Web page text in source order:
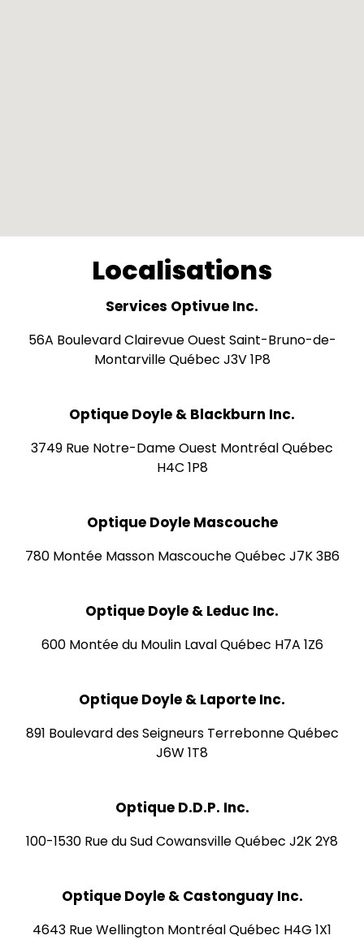
Localisations
Services Optivue Inc.
56A Boulevard Clairevue Ouest Saint-Bruno-de-
Montarville Québec J3V 1P8
Optique Doyle & Blackburn Inc.
3749 Rue Notre-Dame Ouest Montréal Québec
H4C 1P8
Optique Doyle Mascouche
780 Montée Masson Mascouche Québec J7K 3B6
Optique Doyle & Leduc Inc.
600 Montée du Moulin Laval Québec H7A 1Z6
Optique Doyle & Laporte Inc.
891 Boulevard des Seigneurs Terrebonne Québec
J6W 1T8
Optique D.D.P. Inc.
100-1530 Rue du Sud Cowansville Québec J2K 2Y8
Optique Doyle & Castonguay Inc.
4643 Rue Wellington Montréal Québec H4G 1X1